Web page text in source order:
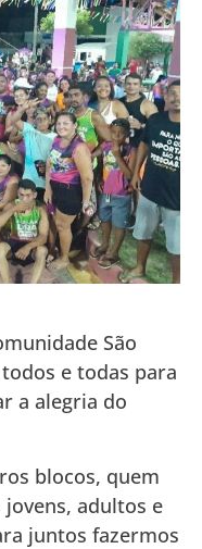
São
e todas para
a alegria do
blocos, quem
adultos e
juntos fazermos